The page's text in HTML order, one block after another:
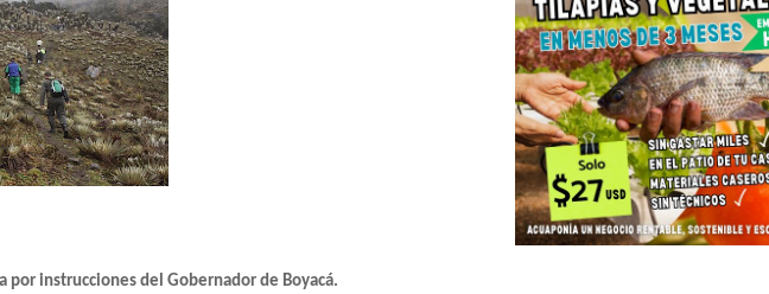
por instrucciones del Gobernador de Boyacá.